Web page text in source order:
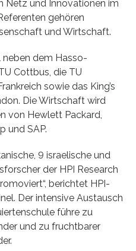
Netz und Innovationen im
gehören
und Wirtschaft.
neben dem Hasso-
Cottbus, die TU
sowie das King’s
Die Wirtschaft wird
von Hewlett Packard,
und SAP.
9 israelische und
der HPI Research
berichtet HPI-
Der intensive Austausch
führe zu
und zu fruchtbarer